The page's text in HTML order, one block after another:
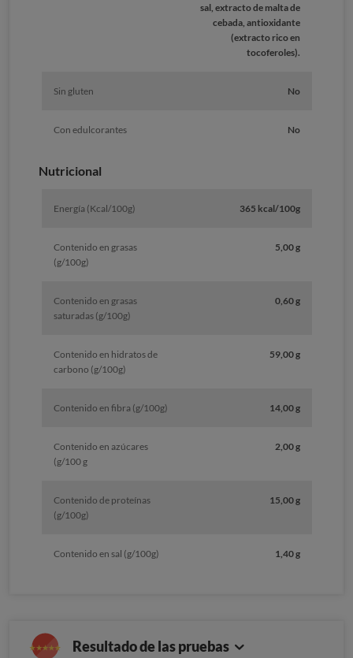
sal, extracto de malta de
cebada, antioxidante
(extracto rico en
tocoferoles).
Sin gluten No
Con edulcorantes No
Nutricional
Energía (Kcal/100g) 365 kcal/100g
Contenido en grasas
(g/100g)
5,00 g
Contenido en grasas
saturadas (g/100g)
0,60 g
Contenido en hidratos de
carbono (g/100g)
59,00 g
Contenido en fibra (g/100g) 14,00 g
Contenido en azúcares
(g/100 g
2,00 g
Contenido de proteínas
(g/100g)
15,00 g
Contenido en sal (g/100g) 1,40 g
Resultado de las pruebas